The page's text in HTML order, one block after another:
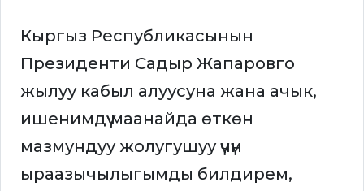
Кыргыз Республикасынын
Президенти Садыр Жапаровго
жылуу кабыл алуусуна жана ачык,
ишенимдүү маанайда өткөн
мазмундуу жолугушуу үчүн
ыраазычылыгымды билдирем,